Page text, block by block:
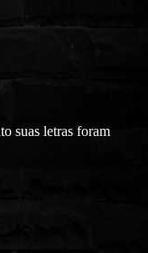
suas letras foram